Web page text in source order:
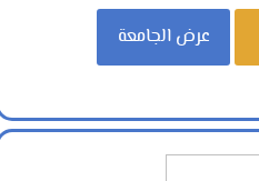
عرض الجامعة